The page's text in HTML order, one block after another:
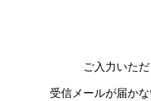
ご入力いた
受信メールが届か